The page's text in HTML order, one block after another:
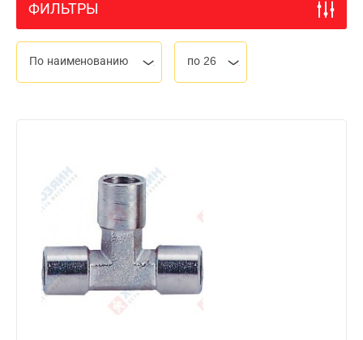
ФИЛЬТРЫ
По наименованию по 26